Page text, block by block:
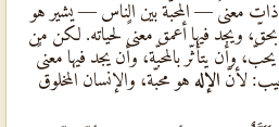
معنىً — المحبّة بين الناس — يشير هو
بحقّ، ويجد فيها أعمق معنىً لحياته. لكن من
وأن يتأثّر بالمحبّة، وأن يجد فيها معنىً
لأنّ الإله هو محبّة، والإنسان المخلوق